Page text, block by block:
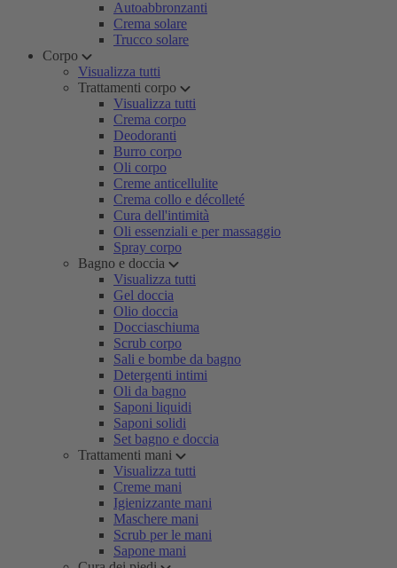
Autoabbronzanti
Crema solare
Trucco solare
Corpo
Visualizza tutti
Trattamenti corpo
Visualizza tutti
Crema corpo
Deodoranti
Burro corpo
Oli corpo
Creme anticellulite
Crema collo e décolleté
Cura dell'intimità
Oli essenziali e per massaggio
Spray corpo
Bagno e doccia
Visualizza tutti
Gel doccia
Olio doccia
Docciaschiuma
Scrub corpo
Sali e bombe da bagno
Detergenti intimi
Oli da bagno
Saponi liquidi
Saponi solidi
Set bagno e doccia
Trattamenti mani
Visualizza tutti
Creme mani
Igienizzante mani
Maschere mani
Scrub per le mani
Sapone mani